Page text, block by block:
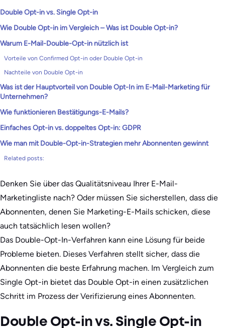
Double Opt-in vs. Single Opt-in
Wie Double Opt-in im Vergleich – Was ist Double Opt-in?
Warum E-Mail-Double-Opt-in nützlich ist
Vorteile von Confirmed Opt-in oder Double Opt-in
Nachteile von Double Opt-in
Was ist der Hauptvorteil von Double Opt-In im E-Mail-Marketing für
Unternehmen?
Wie funktionieren Bestätigungs-E-Mails?
Einfaches Opt-in vs. doppeltes Opt-in: GDPR
Wie man mit Double-Opt-in-Strategien mehr Abonnenten gewinnt
Related posts:
Denken Sie über das Qualitätsniveau Ihrer E-Mail-
Marketingliste nach? Oder müssen Sie sicherstellen, dass die
Abonnenten, denen Sie Marketing-E-Mails schicken, diese
auch tatsächlich lesen wollen?
Das Double-Opt-In-Verfahren kann eine Lösung für beide
Probleme bieten. Dieses Verfahren stellt sicher, dass die
Abonnenten die beste Erfahrung machen. Im Vergleich zum
Single Opt-in bietet das Double Opt-in einen zusätzlichen
Schritt im Prozess der Verifizierung eines Abonnenten.
Double Opt-in vs. Single Opt-in